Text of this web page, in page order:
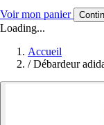
Voir mon panier
Loading...
Accueil
/ Débardeur